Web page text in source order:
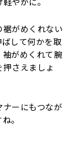
がめくれない
して何かを取
がめくれて腕
さえましょ
ーにもつなが
。